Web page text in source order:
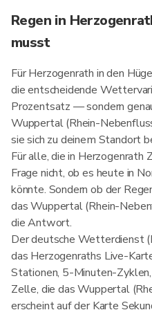
Regen in
musst
Für Herzogenrath in den
die entscheidende
Prozentsatz — sondern
Wuppertal (Rhein-
sie sich zu deinem Standort
Für alle, die in Herzogenrath
Frage nicht, ob es heute in
könnte. Sondern ob der
das Wuppertal (Rhein-
die Antwort.
Der deutsche Wetterdienst
das Herzogenraths Live-
Stationen, 5-Minuten-
Zelle, die das Wuppertal
erscheint auf der Karte